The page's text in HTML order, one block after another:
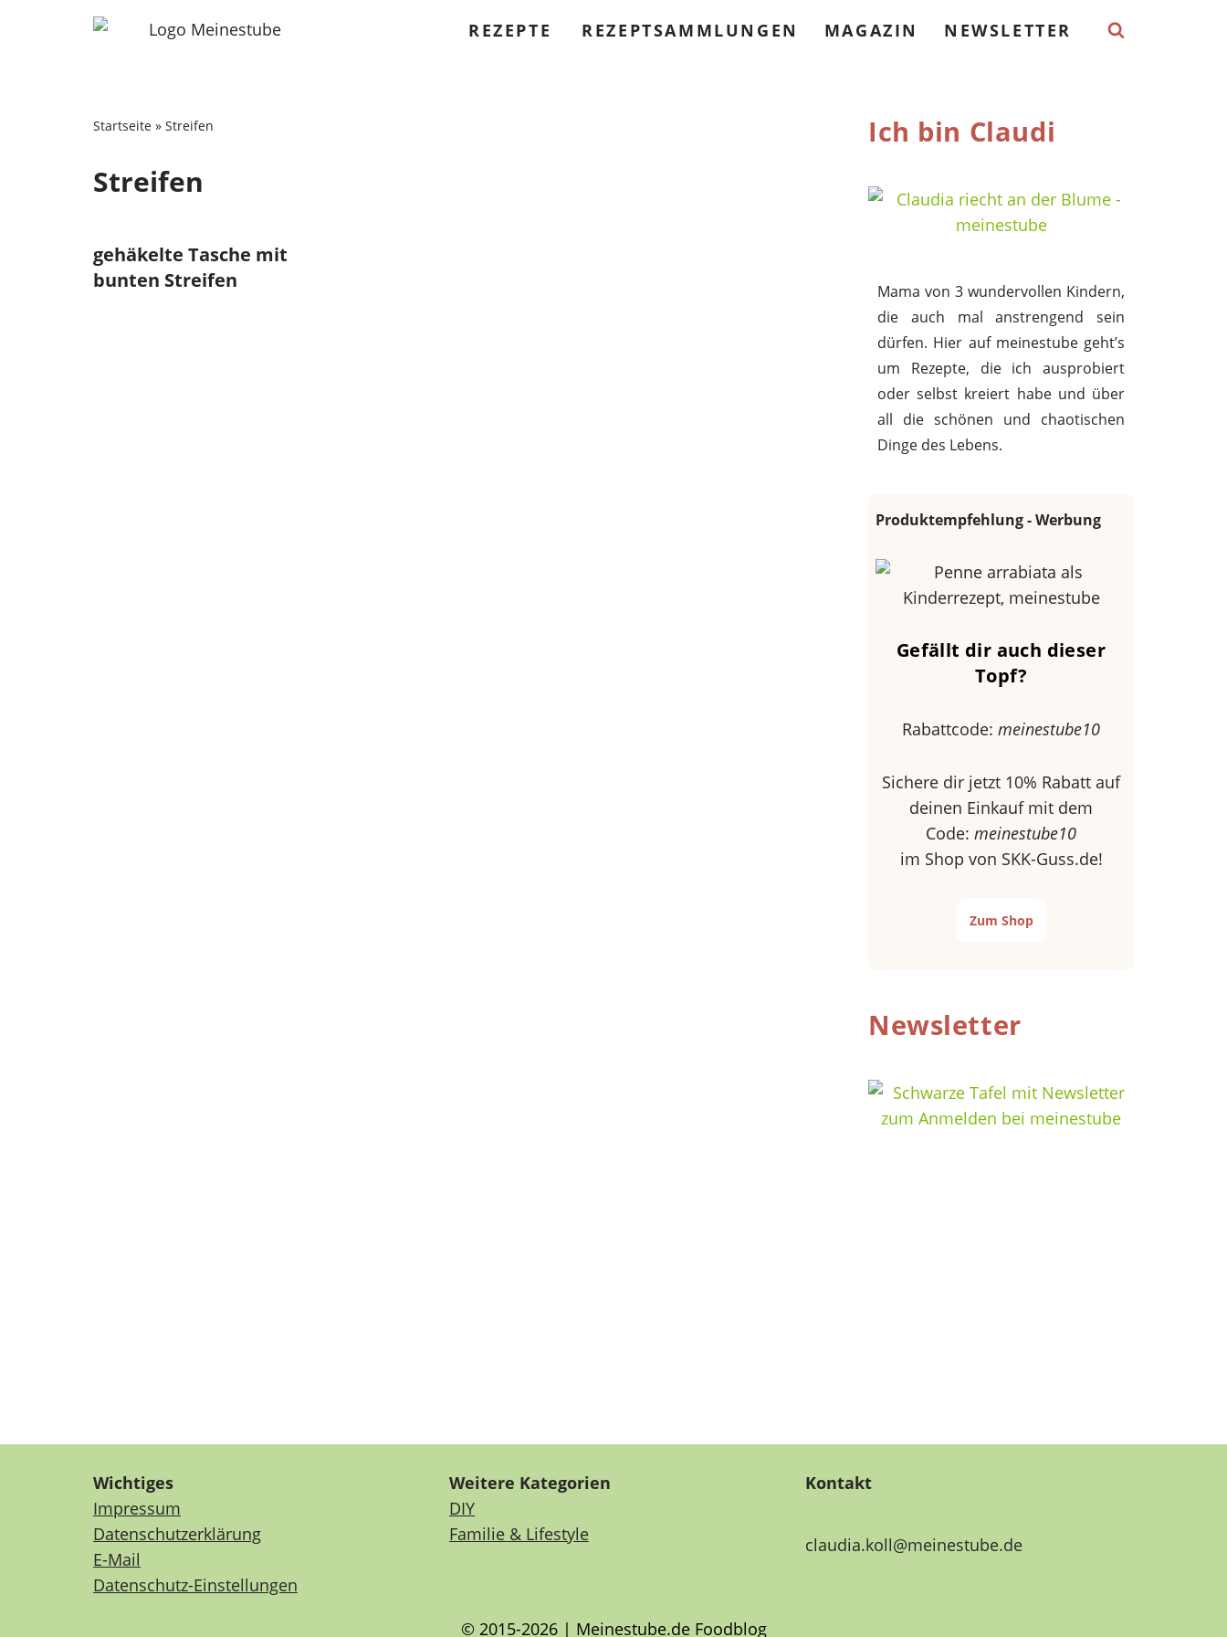
REZEPTE REZEPTSAMMLUNGEN MAGAZIN NEWSLETTER
Startseite » Streifen
Streifen
gehäkelte Tasche mit
bunten Streifen
Ich bin Claudi
Mama von 3 wundervollen Kindern,
die auch mal anstrengend sein
dürfen. Hier auf meinestube geht’s
um Rezepte, die ich ausprobiert
oder selbst kreiert habe und über
all die schönen und chaotischen
Dinge des Lebens.
Produktempfehlung - Werbung
Gefällt dir auch dieser
Topf?
Rabattcode: meinestube10
Sichere dir jetzt 10% Rabatt auf
deinen Einkauf mit dem
Code: meinestube10
im Shop von SKK-Guss.de!
Zum Shop
Newsletter
Wichtiges
Impressum
Datenschutzerklärung
E-Mail
Datenschutz-Einstellungen
Weitere Kategorien
DIY
Familie & Lifestyle
Kontakt
claudia.koll@meinestube.de
© 2015-2026 | Meinestube.de Foodblog